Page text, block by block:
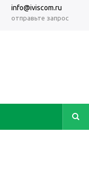
info@iviscom.ru
отправьте запрос